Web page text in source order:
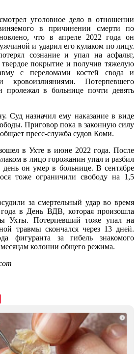
уголовное дело в отношении
в причинении смерти по
что в апреле 2022 года он
и ударил его кулаком по лицу.
сознание и упал на асфальт,
покрытие и получив тяжелую
с переломами костей свода и
кровоизлияниями. Потерпевшего
пролежал в больнице почти девять
Суд назначил ему наказание в виде
Приговор пока в законную силу
пресс-служба судов Коми.
в Ухте в июне 2022 года. После
в лицо горожанин упал и разбил
он умер в больнице. В сентябре
тоже ограничили свободу на 1,5
за смертельный удар во время
в День ВДВ, которая произошла
Ухты. Потерпевший тоже упал на
травмы скончался через 13 дней.
фигуранта за гибель знакомого
колонии общего режима.
i